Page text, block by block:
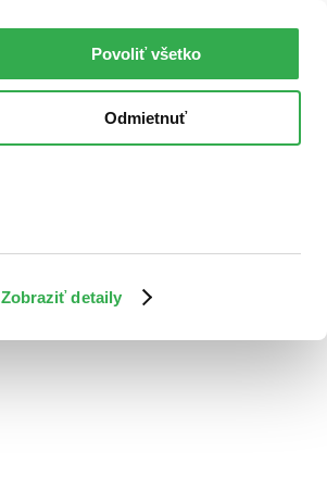
Zobraziť detaily
Povoliť všetko
Odmietnuť